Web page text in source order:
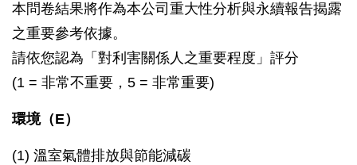
本問卷結果將作為本公司重大性分析與永續報告揭露
之重要參考依據。
請依您認為「對利害關係人之重要程度」評分
(1 = 非常不重要，5 = 非常重要)
環境（E）
(1) 溫室氣體排放與節能減碳